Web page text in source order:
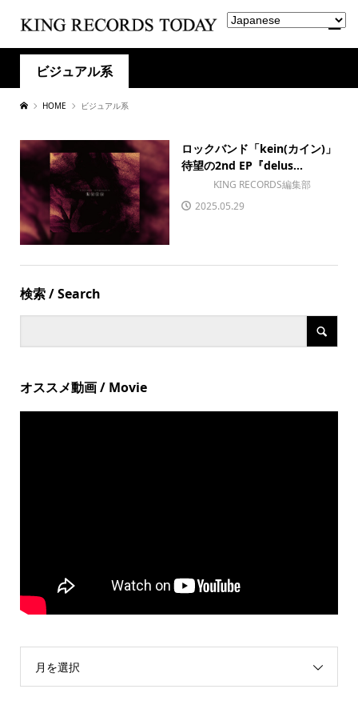
ビジュアル系
HOME ビジュアル系
ロックバンド「kein(カイン)」
待望の2nd EP『delus...
KING RECORDS編集部
2025.05.29
検索 / Search
オススメ動画 / Movie
月を選択